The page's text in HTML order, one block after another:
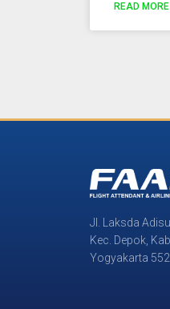
READ
Jl. Laksda
Kec. Depok,
Yogyakarta